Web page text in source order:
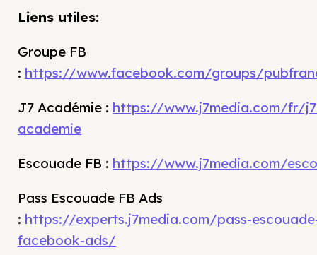
Liens utiles:
Groupe FB
: https://www.facebook.com/groups/
J7 Académie : https://www.j7media.com/fr/
academie
Escouade FB : https://www.j7media.com/
Pass Escouade FB Ads
: https://experts.j7media.com/pass-
facebook-ads/